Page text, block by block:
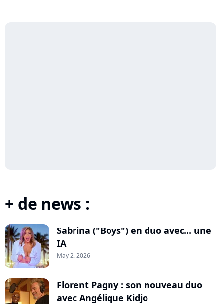
+ de news :
Sabrina ("Boys") en duo avec... une
IA
May 2, 2026
Florent Pagny : son nouveau duo
avec Angélique Kidjo